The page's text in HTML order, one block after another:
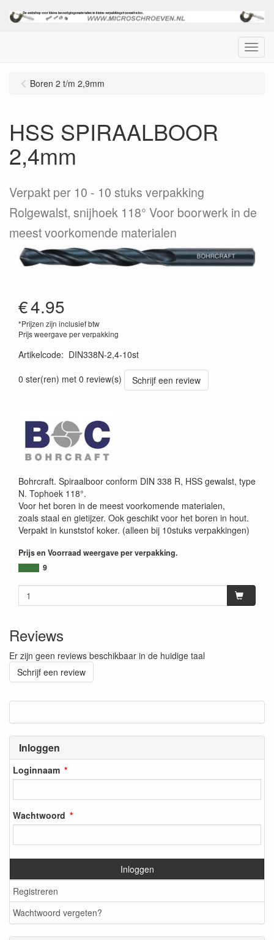
Menu
Inloggen
Loginnaam
Wachtwoord
Inloggen
Registreren
Wachtwoord vergeten?
Boren 2 t/m 2,9mm
HSS SPIRAALBOOR
2,4mm
Verpakt per 10
10 stuks verpakking
Rolgewalst, snijhoek 118° Voor boorwerk in de
meest voorkomende materialen
€4.95
*Prijzen zijn inclusief btw
Prijs weergave per verpakking
Artikelcode: DIN338N-2,4-10st
0 ster(ren) met 0 review(s)
Schrijf een review
Bohrcraft. Spiraalboor conform DIN 338 R, HSS gewalst, type
N. Tophoek 118°.
Voor het boren in de meest voorkomende materialen,
zoals staal en gietijzer. Ook geschikt voor het boren in hout.
Verpakt in kunststof koker. (alleen bij 10stuks verpakkingen)
Prijs en Voorraad weergave per verpakking.
9
Reviews
Er zijn geen reviews beschikbaar in de huidige taal
Schrijf een review